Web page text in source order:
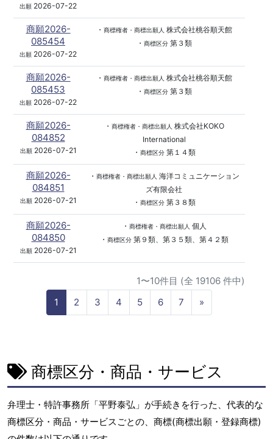
出願 2026-07-22
商願2026-
085454
出願 2026-07-22
・ 商標権者・商標出願人 株式会社桃谷順天館
・ 商標区分第３類
商願2026-
085453
出願 2026-07-22
・ 商標権者・商標出願人 株式会社桃谷順天館
・ 商標区分第３類
商願2026-
084852
出願2026-07-21
・ 商標権者・商標出願人 株式会社KOKO
International
・ 商標区分第１４類
商願2026-
084851
出願2026-07-21
・ 商標権者・商標出願人 海洋コミュニケーション
ズ有限会社
・ 商標区分第３８類
商願2026-
084850
出願2026-07-21
・ 商標権者・商標出願人 個人
・ 商標区分第９類、第３５類、第４２類
1〜10件目 (全 19106 件中)
1
2 3 4 5 6 7 »
e
商標区分・商品・サービス
弁理士・特許事務所「平野泰弘」が手続きを行った、代表的な
商標区分・商品・サービスごとの、商標(商標出願・登録商標)